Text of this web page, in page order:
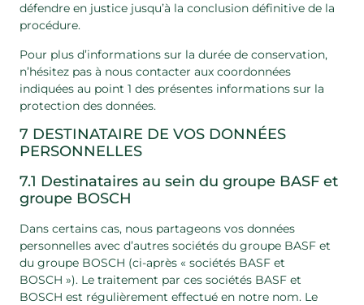
défendre en justice jusqu’à la conclusion définitive de la
procédure.
Pour plus d’informations sur la durée de conservation,
n’hésitez pas à nous contacter aux coordonnées
indiquées au point 1 des présentes informations sur la
protection des données.
7 DESTINATAIRE DE VOS DONNÉES
PERSONNELLES
7.1 Destinataires au sein du groupe BASF et
groupe BOSCH
Dans certains cas, nous partageons vos données
personnelles avec d’autres sociétés du groupe BASF et
du groupe BOSCH (ci-après « sociétés BASF et
BOSCH »). Le traitement par ces sociétés BASF et
BOSCH est régulièrement effectué en notre nom. Le